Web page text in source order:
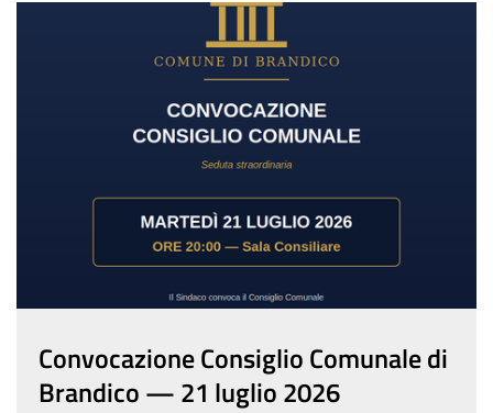
Convocazione Consiglio Comunale di
Brandico — 21 luglio 2026